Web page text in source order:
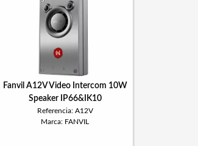
Fanvil A12V Video Intercom 10W
Speaker IP66&IK10
Referencia: A12V
Marca: FANVIL